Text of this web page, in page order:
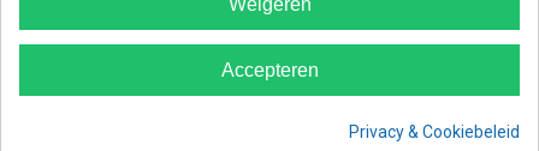
Algemene Voorwaarden|Privacy
2026Het ZilverHuys®
Weigeren
Accepteren
Privacy & Cookiebeleid